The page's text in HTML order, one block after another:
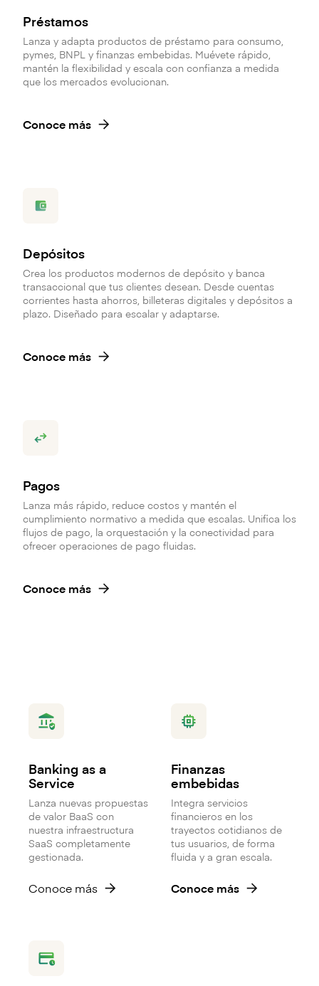
Préstamos
Lanza y adapta productos de préstamo para consumo,
pymes, BNPL y finanzas embebidas. Muévete rápido,
mantén la flexibilidad y escala con confianza a medida
que los mercados evolucionan.
Conoce más
Depósitos
Crea los productos modernos de depósito y banca
transaccional que tus clientes desean. Desde cuentas
corrientes hasta ahorros, billeteras digitales y depósitos a
plazo. Diseñado para escalar y adaptarse.
Conoce más
Pagos
Lanza más rápido, reduce costos y mantén el
cumplimiento normativo a medida que escalas. Unifica los
flujos de pago, la orquestación y la conectividad para
ofrecer operaciones de pago fluidas.
Conoce más
Banking as a
Service
Lanza nuevas propuestas
de valor BaaS con
nuestra infraestructura
SaaS completamente
gestionada.
Conoce más
Finanzas
embebidas
Integra servicios
financieros en los
trayectos cotidianos de
tus usuarios, de forma
fluida y a gran escala.
Conoce más